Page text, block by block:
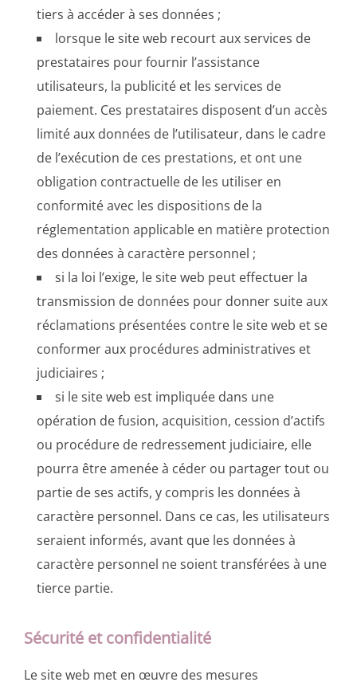
tiers à accéder à ses données ;
lorsque le site web recourt aux services de
prestataires pour fournir l’assistance
utilisateurs, la publicité et les services de
paiement. Ces prestataires disposent d’un accès
limité aux données de l’utilisateur, dans le cadre
de l’exécution de ces prestations, et ont une
obligation contractuelle de les utiliser en
conformité avec les dispositions de la
réglementation applicable en matière protection
des données à caractère personnel ;
si la loi l’exige, le site web peut effectuer la
transmission de données pour donner suite aux
réclamations présentées contre le site web et se
conformer aux procédures administratives et
judiciaires ;
si le site web est impliquée dans une
opération de fusion, acquisition, cession d’actifs
ou procédure de redressement judiciaire, elle
pourra être amenée à céder ou partager tout ou
partie de ses actifs, y compris les données à
caractère personnel. Dans ce cas, les utilisateurs
seraient informés, avant que les données à
caractère personnel ne soient transférées à une
tierce partie.
Sécurité et confidentialité
Le site web met en œuvre des mesures